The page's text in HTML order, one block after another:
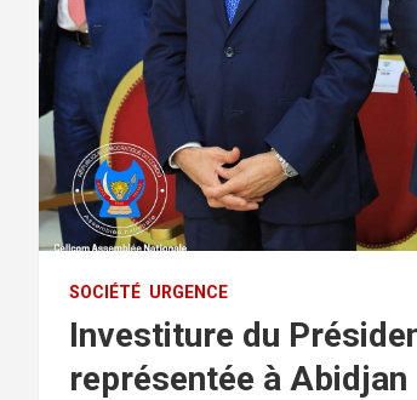
SOCIÉTÉ URGENCE
Investiture du
représentée à